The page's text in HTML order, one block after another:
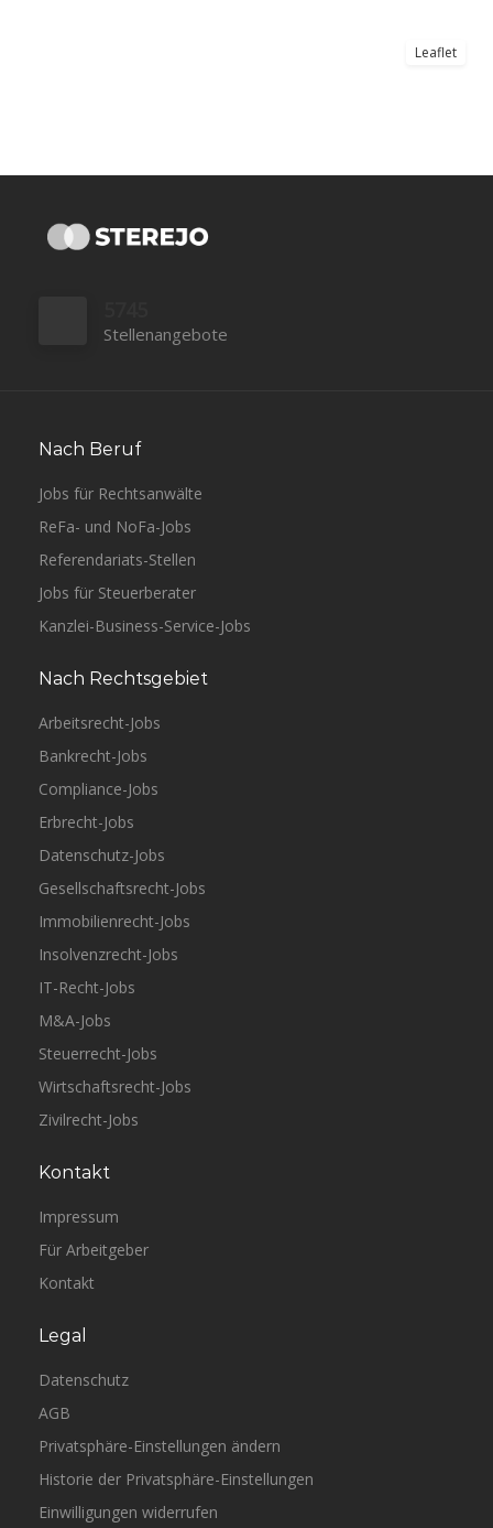
Leaflet
Stellenangebote
Nach Beruf
Jobs für Rechtsanwälte
ReFa- und NoFa-Jobs
Referendariats-Stellen
Jobs für Steuerberater
Kanzlei-Business-Service-Jobs
Nach Rechtsgebiet
Arbeitsrecht-Jobs
Bankrecht-Jobs
Compliance-Jobs
Erbrecht-Jobs
Datenschutz-Jobs
Gesellschaftsrecht-Jobs
Immobilienrecht-Jobs
Insolvenzrecht-Jobs
IT-Recht-Jobs
M&A-Jobs
Steuerrecht-Jobs
Wirtschaftsrecht-Jobs
Zivilrecht-Jobs
Kontakt
Impressum
Für Arbeitgeber
Kontakt
Legal
Datenschutz
AGB
Privatsphäre-Einstellungen ändern
Historie der Privatsphäre-Einstellungen
Einwilligungen widerrufen